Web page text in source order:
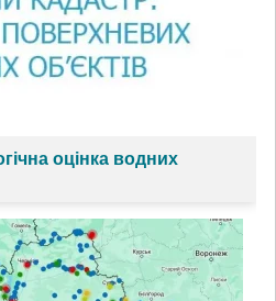
оцінка водних